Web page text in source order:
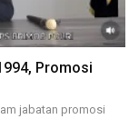
Promosi
jabatan promosi